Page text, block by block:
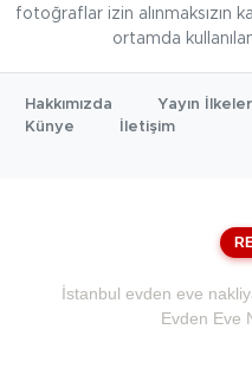
fotoğraflar izin alınmaksızın
ortamda
Hakkımızda
Yayın
Künye
İletişim
İstanbul evden eve
Evden Eve